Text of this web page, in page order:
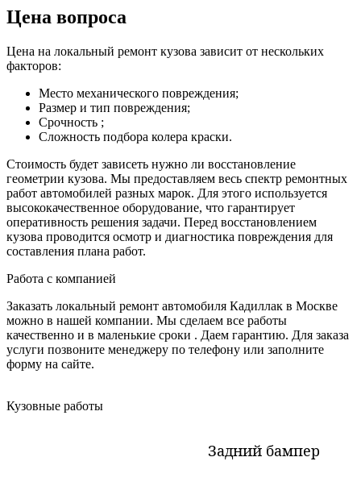
Цена вопроса
Цена на локальный ремонт кузова зависит от нескольких
факторов:
Место механического повреждения;
Размер и тип повреждения;
Срочность ;
Сложность подбора колера краски.
Стоимость будет зависеть нужно ли восстановление
геометрии кузова. Мы предоставляем весь спектр ремонтных
работ автомобилей разных марок. Для этого используется
высококачественное оборудование, что гарантирует
оперативность решения задачи. Перед восстановлением
кузова проводится осмотр и диагностика повреждения для
составления плана работ.
Работа с компанией
Заказать локальный ремонт автомобиля Кадиллак в Москве
можно в нашей компании. Мы сделаем все работы
качественно и в маленькие сроки . Даем гарантию. Для заказа
услуги позвоните менеджеру по телефону или заполните
форму на сайте.
Кузовные работы
Задний бампер